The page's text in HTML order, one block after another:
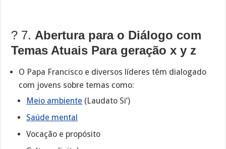
? 7. Abertura para o Diálogo com
Temas Atuais Para geração x y z
O Papa Francisco e diversos líderes têm dialogado
com jovens sobre temas como:
Meio ambiente (Laudato Si’)
Saúde mental
Vocação e propósito